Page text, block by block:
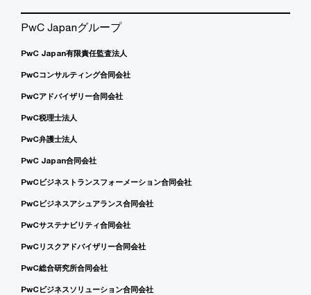
PwC Japanグループ
PwC Japan有限責任監査法人
PwCコンサルティング合同会社
PwCアドバイザリー合同会社
PwC税理士法人
PwC弁護士法人
PwC Japan合同会社
PwCビジネストランスフォーメーション合同会社
PwCビジネスアシュアランス合同会社
PwCサステナビリティ合同会社
PwCリスクアドバイザリー合同会社
PwC総合研究所合同会社
PwCビジネスソリューション合同会社